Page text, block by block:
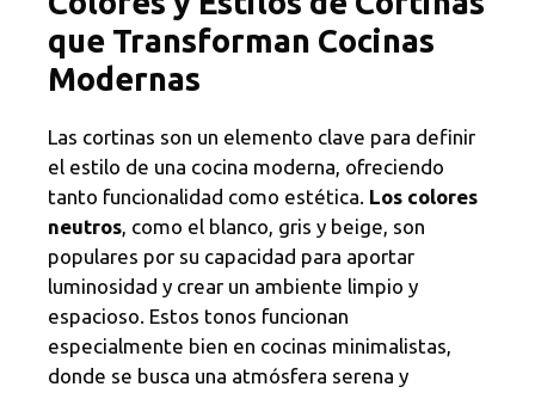
que Transforman Cocinas
Modernas
Las cortinas son un elemento clave para definir
el estilo de una cocina moderna, ofreciendo
tanto funcionalidad como estética. Los colores
neutros, como el blanco, gris y beige, son
populares por su capacidad para aportar
luminosidad y crear un ambiente limpio y
espacioso. Estos tonos funcionan
especialmente bien en cocinas minimalistas,
donde se busca una atmósfera serena y